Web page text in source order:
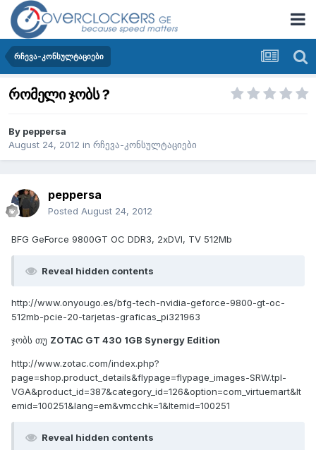
რჩევა-კონსულტაციები
რომელი ჯობს ?
By peppersa
August 24, 2012 in რჩევა-კონსულტაციები
peppersa
Posted August 24, 2012
BFG GeForce 9800GT OC DDR3, 2xDVI, TV 512Мb
Reveal hidden contents
http://www.onyougo.es/bfg-tech-nvidia-geforce-9800-gt-oc-
512mb-pcie-20-tarjetas-graficas_pi321963
ჯობს თუ ZOTAC GT 430 1GB Synergy Edition
http://www.zotac.com/index.php?
page=shop.product_details&flypage=flypage_images-SRW.tpl-
VGA&product_id=387&category_id=126&option=com_virtuemart&It
emid=100251&lang=em&vmcchk=1&Itemid=100251
Reveal hidden contents